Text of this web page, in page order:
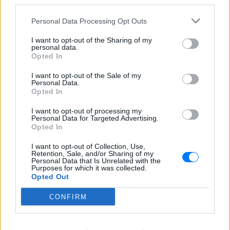
Personal Data Processing Opt Outs
I want to opt-out of the Sharing of my
personal data.
Opted In
I want to opt-out of the Sale of my
Personal Data.
Opted In
I want to opt-out of processing my
Personal Data for Targeted Advertising.
Opted In
I want to opt-out of Collection, Use,
Retention, Sale, and/or Sharing of my
Personal Data that Is Unrelated with the
Purposes for which it was collected.
Opted Out
CONFIRM
Πάρος: Κλειστό το beach bar
όπου πνίγηκε ο 4χρονος –
Δικογραφία για ανθρωποκτονία
από αμέλεια
και αναμένεται να οδηγηθεί στον
εισαγγελέα, ενώ οι γονείς του παιδιού
Πανικός στο αεροδρόμιο της
Ατλάντα: Εκκενώθηκε
έκτακτης ανάγκης
ΠΡΙΝ 10 ΏΡΕΣ
μετά από αναφορές για καπνό στο
το Boeing 757 στον τροχόδρομο.